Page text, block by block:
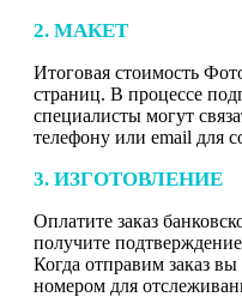
2. МАКЕТ
Итоговая стоимость
страниц. В процессе
специалисты могут
телефону или email для
3. ИЗГОТОВЛЕНИЕ
Оплатите заказ
получите
Когда отправим заказ
номером для